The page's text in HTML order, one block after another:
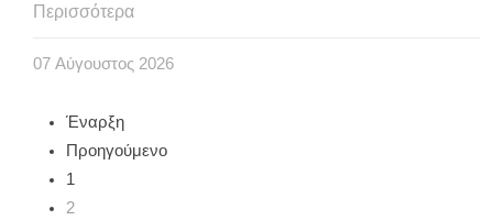
Περισσότερα
07 Αύγουστος 2026
Έναρξη
Προηγούμενο
1
2